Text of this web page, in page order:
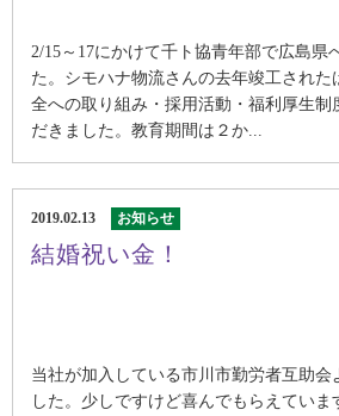
2/15～17にかけて千ト協青年部で広島県
た。シモハナ物流さんの去年竣工された
全への取り組み・採用活動・福利厚生制
だきました。教育期間は２か...
2019.02.13 お知らせ
結婚祝い金！
当社が加入している市川市勤労者互助会
した。少しですけど喜んでもらえていま